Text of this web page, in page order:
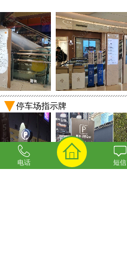
停车场指示牌
电话 短信